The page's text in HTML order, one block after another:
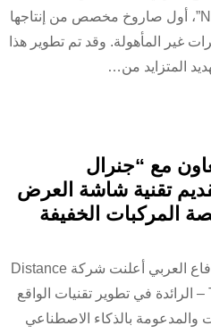
(SAAB) عن “Nimbrix”، أول صاروخ مخصص من إنتاجها
غير المأهولة. وقد تم تطوير هذا
المتزايد من…
مع “جنرال
تقنية شاشة العرض
المركبات الخفيفة
ترجمات – الأمن والدفاع العربي أعلنت شركة Distance
Technologies™ Oy – الرائدة في تطوير تقنيات الواقع
والمدعومة بالذكاء الاصطناعي